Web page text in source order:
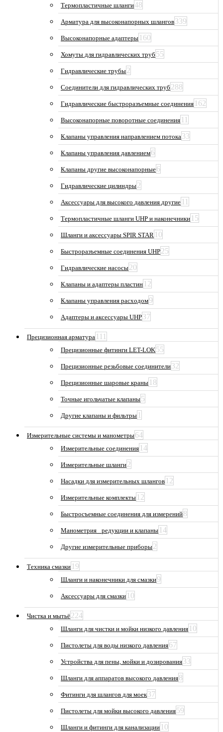
Термопластичные шланги48
Арматура для высоконапорных шлангов339
Высоконапорные адаптеры 160
Хомуты для гидравлических труб 55
Гидравлические трубы2
Соединители для гидравлических труб 288
Гидравлические быстроразъемные соединения 162
Высоконапорные поворотные соединения 11
Клапаны управления направлением потока33
Клапаны управления давлением6
Клапаны другие высоконапорные6
Гидравлические цилиндры2
Аксессуары для высокого давления другие 11
Термопластичные шланги UHP и наконечники 15
Шланги и аксессуары SPIR STAR 10
Быстроразъемные соединения UHP25
Гидравлические насосы20
Клапаны и адаптеры пластин 12
Клапаны управления расходом9
Адаптеры и аксессуары UHP37
Прецизионная арматура 111
Прецизионные фитинги LET-LOK55
Прецизионные резьбовые соединители32
Прецизионные шаровые краны 18
Точные игольчатые клапаны5
Другие клапаны и фильтры 1
Измерительные системы и манометры64
Измерительные соединения 14
Измерительные шланги2
Насадки для измерительных шлангов 12
Измерительные комплекты 12
Быстросъемные соединения для измерений8
Манометрия_ редукции и клапаны 14
Другие измерительные приборы2
Техника смазки 19
Шланги и наконечники для смазки9
Аксессуары для смазки 10
Чистка и мытьё224
Шланги для чистки и мойки низкого давления 10
Пистолеты для воды низкого давления67
Устройства для пены, мойки и дозирования33
Шланги для аппаратов высокого давления8
Фитинги для шлангов для моек37
Пистолеты для мойки высокого давления59
Шланги и фитинги для канализации 10